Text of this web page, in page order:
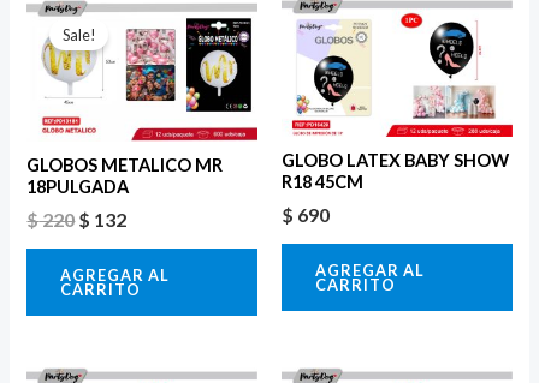
Sale!
GLOBOS METALICO MR
18PULGADA
$220
El
precio
original
era:
$ 220.
$ 132
El
precio
actual
es:
$ 132.
AGREGAR AL
CARRITO
GLOBO LATEX BABY SHOW
R18 45CM
$ 690
AGREGAR AL
CARRITO